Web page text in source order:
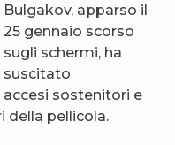
Bulgakov, apparso il
25 gennaio scorso
sugli schermi, ha
suscitato
sostenitori e
della pellicola.